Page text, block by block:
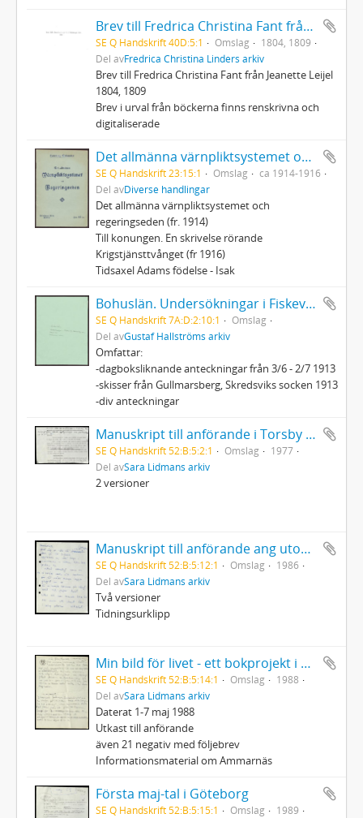
Brev till Fredrica Christina Fant från Jeanette Leijel
SE Q Handskrift 40D:5:1 Omslag
1804, 1809
Del avFredrica Christina Linders arkiv
Brev till Fredrica Christina Fant från Jeanette Leijel
1804, 1809
Brev i urval från böckerna finns renskrivna och
digitaliserade
Det allmänna värnpliktsystemet och regeringseden m.m.
SE Q Handskrift 23:15:1 Omslag
ca 1914-1916
Del avDiverse handlingar
Det allmänna värnpliktsystemet och
regeringseden (fr. 1914)
Till konungen. En skrivelse rörande
Krigstjänsttvånget (fr 1916)
Tidsaxel Adams födelse - Isak
Bohuslän. Undersökningar i Fiskevik, Gullmarsberg m.m. (1912) - 1913, anteckningar, planer
SE Q Handskrift 7A:D:2:10:1
Omslag
Del avGustaf Hallströms arkiv
Omfattar:
-dagboksliknande anteckningar från 3/6 - 2/7 1913
-skisser från Gullmarsberg, Skredsviks socken 1913
-div anteckningar
Manuskript till anförande i Torsby på miljögruppens upplysnings - och protestdagar 18-19/6 1977
SE Q Handskrift 52:B:5:2:1 Omslag
1977
Del avSara Lidmans arkiv
2 versioner
Manuskript till anförande ang utomparlamentariska aktioner (stoppa gifttågen)
SE Q Handskrift 52:B:5:12:1 Omslag
1986
Del avSara Lidmans arkiv
Två versioner
Tidningsurklipp
Min bild för livet - ett bokprojekt i anslutning till Cancerfondens Rädda Livet - vecka
SE Q Handskrift 52:B:5:14:1 Omslag
1988
Del avSara Lidmans arkiv
Daterat 1-7 maj 1988
Utkast till anförande
även 21 negativ med följebrev
Informationsmaterial om Ammarnäs
Första maj-tal i Göteborg
SE Q Handskrift 52:B:5:15:1 Omslag
1989